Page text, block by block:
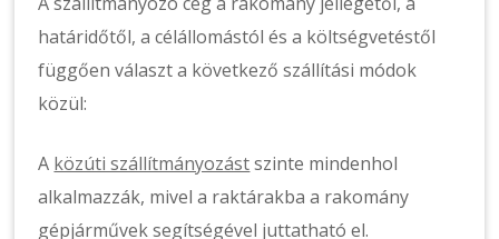
határidőtől, a célállomástól és a költségvetéstől
függően választ a következő szállítási módok
közül:
A közúti szállítmányozástszinte mindenhol
alkalmazzák, mivel a raktárakba a rakomány
gépjárművek segítségével juttatható el.